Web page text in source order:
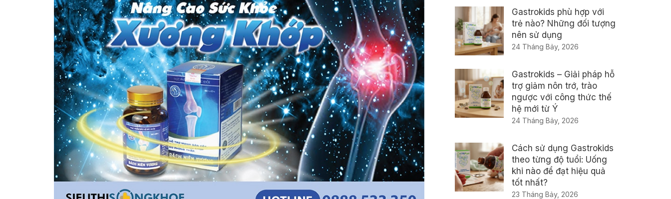
Gastrokids phù hợp với
trẻ nào? Những đối tượng
nên sử dụng
24 Tháng Bảy, 2026
Gastrokids – Giải pháp hỗ
trợ giảm nôn trớ, trào
ngược với công thức thế
hệ mới từ Ý
24 Tháng Bảy, 2026
Cách sử dụng Gastrokids
theo từng độ tuổi: Uống
khi nào để đạt hiệu quả
tốt nhất?
23 Tháng Bảy, 2026